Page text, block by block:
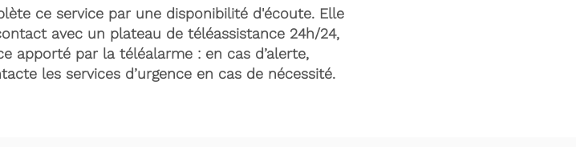
ce service par une disponibilité d'écoute. Elle
avec un plateau de téléassistance 24h/24,
apporté par la téléalarme : en cas d’alerte,
les services d’urgence en cas de nécessité.